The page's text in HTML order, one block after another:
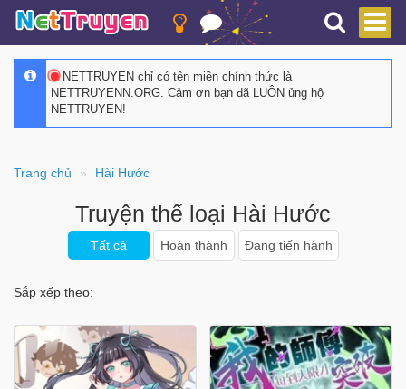
NETTRUYEN chỉ có tên miền chính thức là
NETTRUYENN.ORG. Cảm ơn bạn đã LUÔN ủng hộ
NETTRUYEN!
Trang chủ Hài Hước
Truyện thể loại Hài Hước
Tất cả Hoàn thành Đang tiến hành
Sắp xếp theo: